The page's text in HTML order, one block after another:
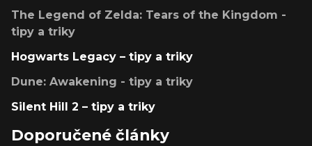
The Legend of Zelda: Tears of the Kingdom -
tipy a triky
Hogwarts Legacy – tipy a triky
Dune: Awakening - tipy a triky
Silent Hill 2 – tipy a triky
Doporučené články